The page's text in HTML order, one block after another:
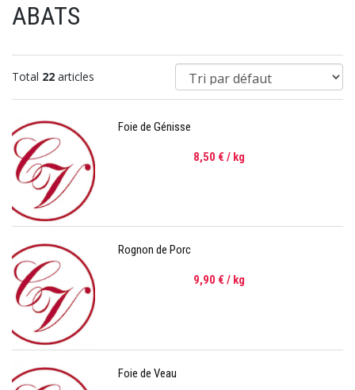
ABATS
Total 22 articles
Foie de Génisse
8,50 € / kg
Rognon de Porc
9,90 € / kg
Foie de Veau